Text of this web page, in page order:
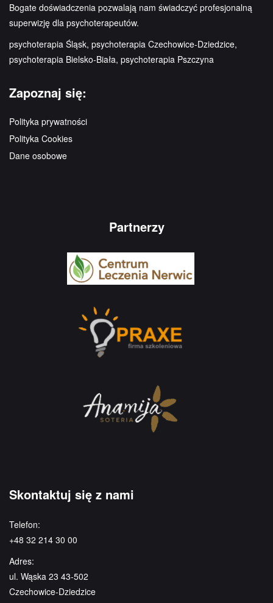
Bogate doświadczenia pozwalają nam świadczyć profesjonalną
superwizję dla psychoterapeutów.
psychoterapia Śląsk, psychoterapia Czechowice-Dziedzice,
psychoterapia Bielsko-Biała, psychoterapia Pszczyna
Zapoznaj się:
Polityka prywatności
Polityka Cookies
Dane osobowe
Partnerzy
Skontaktuj się z nami
Telefon:
+48 32 214 30 00
Adres:
ul. Wąska 23 43-502
Czechowice-Dziedzice